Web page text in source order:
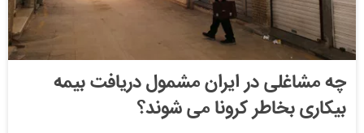
چه مشاغلی در ایران مشمول دریافت بیمه
بیکاری بخاطر کرونا می شوند؟